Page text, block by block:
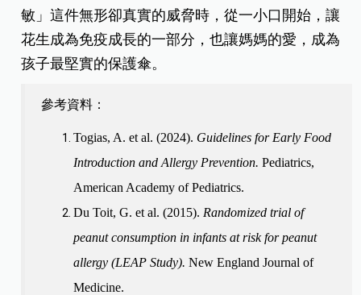
敏」這件無形卻真實的威脅時 ，從一小口開始，讓
花生成為免疫成長的一部分，也讓媽媽的愛，成為
孩子最堅實的保護傘。
參考資料：
Togias, A. et al. (2024). Guidelines for Early Food
Introduction and Allergy Prevention. Pediatrics,
American Academy of Pediatrics.
Du Toit, G. et al. (2015). Randomized trial of
peanut consumption in infants at risk for peanut
allergy (LEAP Study). New England Journal of
Medicine.